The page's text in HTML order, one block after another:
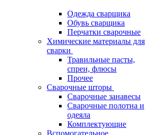
Одежда сварщика
Обувь сварщика
Перчатки сварочные
Химические материалы для
сварки
Травильные пасты,
спреи, флюсы
Прочее
Сварочные шторы
Сварочные занавесы
Сварочные полотна и
одеяла
Комплектующие
Вспомогательное